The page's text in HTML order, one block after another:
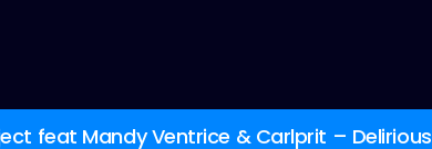
feat Mandy Ventrice & Carlprit – Delirious